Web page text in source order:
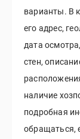
варианты. В
его адрес,
дата
стен,
наличие
подробная
обращаться,